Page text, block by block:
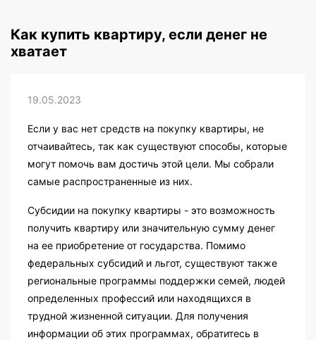
Как купить квартиру, если денег не
хватает
19.05.2023
Если у вас нет средств на покупку квартиры, не
отчаивайтесь, так как существуют способы, которые
могут помочь вам достичь этой цели. Мы собрали
самые распространенные из них.
Субсидии на покупку квартиры - это возможность
получить квартиру или значительную сумму денег
на ее приобретение от государства. Помимо
федеральных субсидий и льгот, существуют также
региональные программы поддержки семей, людей
определенных профессий или находящихся в
трудной жизненной ситуации. Для получения
информации об этих программах, обратитесь в